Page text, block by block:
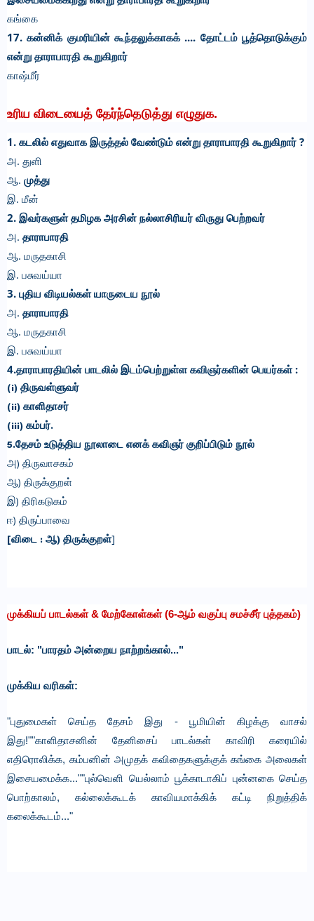
கங்கை
17. கன்னிக் குமரியின் கூந்தலுக்காகக் .... தோட்டம் பூத்தொடுக்கும்
என்று தாராபாரதி கூறுகிறார்
காஷ்மீர்
உரிய விடையைத் தேர்ந்தெடுத்து எழுதுக.
1. கடலில் எதுவாக இருத்தல் வேண்டும் என்று தாராபாரதி கூறுகிறார் ?
அ. துளி
ஆ. முத்து
இ. மீன்
2. இவர்களுள் தமிழக அரசின் நல்லாசிரியர் விருது பெற்றவர்
அ. தாராபாரதி
ஆ. மருதகாசி
இ. பசுவய்யா
3. புதிய விடியல்கள் யாருடைய நூல்
அ. தாராபாரதி
ஆ. மருதகாசி
இ. பசுவய்யா
4.தாராபாரதியின் பாடலில் இடம்பெற்றுள்ள கவிஞர்களின் பெயர்கள் :
(i) திருவள்ளுவர்
(ii) காளிதாசர்
(iii) கம்பர்.
5.தேசம் உடுத்திய நூலாடை எனக் கவிஞர் குறிப்பிடும் நூல்
அ) திருவாசகம்
ஆ) திருக்குறள்
இ) திரிகடுகம்
ஈ) திருப்பாவை
[விடை : ஆ) திருக்குறள்]
முக்கியப் பாடல்கள் & மேற்கோள்கள் (6-ஆம் வகுப்பு சமச்சீர் புத்தகம்)
பாடல்: "பாரதம் அன்றைய நாற்றங்கால்..."
முக்கிய வரிகள்:
"புதுமைகள் செய்த தேசம் இது - பூமியின் கிழக்கு வாசல்
இது!""காளிதாசனின் தேனிசைப் பாடல்கள் காவிரி கரையில்
எதிரொலிக்க, கம்பனின் அமுதக் கவிதைகளுக்குக் கங்கை அலைகள்
இசையமைக்க...""புல்வெளி யெல்லாம் பூக்காடாகிப் புன்னகை செய்த
பொற்காலம், கல்லைக்கூடக் காவியமாக்கிக் கட்டி நிறுத்திக்
கலைக்கூடம்..."